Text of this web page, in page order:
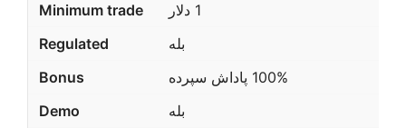
1 دلار
بله
100% پاداش سپرده
بله